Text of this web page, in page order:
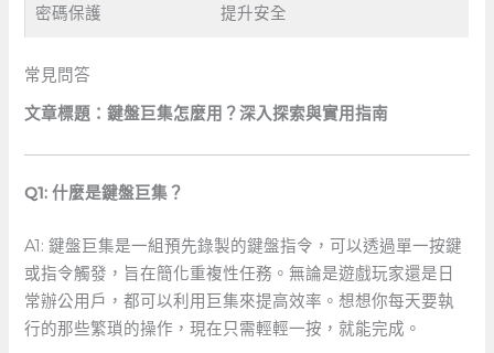
密碼保護 提升安全
常見問答
文章標題：鍵盤巨集怎麼用？深入探索與實用指南
Q1: 什麼是鍵盤巨集？
A1:​ 鍵盤巨集是一組預先錄製的鍵盤指令，可以透過單一按鍵
或指令觸發，旨在簡化重複性任務。無論是遊戲玩家還是日
常辦公用戶，都可以利用巨集來提高效率。想想你每天要執
行的那些繁瑣的操作，現在只需輕輕一按，就能完成。